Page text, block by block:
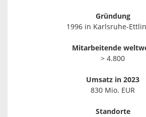
Gründung
1996 in Karlsruhe-
Mitarbeitende
> 4.800
Umsatz in 2023
830 Mio. EUR
Standorte